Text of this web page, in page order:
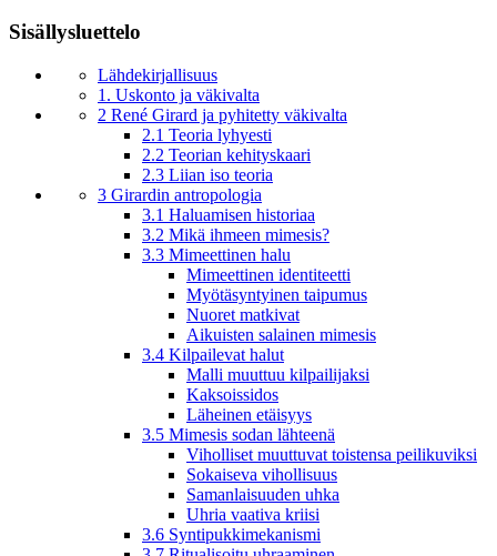
Sisällysluettelo
Lähdekirjallisuus
1. Uskonto ja väkivalta
2 René Girard ja pyhitetty väkivalta
2.1 Teoria lyhyesti
2.2 Teorian kehityskaari
2.3 Liian iso teoria
3 Girardin antropologia
3.1 Haluamisen historiaa
3.2 Mikä ihmeen mimesis?
3.3 Mimeettinen halu
Mimeettinen identiteetti
Myötäsyntyinen taipumus
Nuoret matkivat
Aikuisten salainen mimesis
3.4 Kilpailevat halut
Malli muuttuu kilpailijaksi
Kaksoissidos
Läheinen etäisyys
3.5 Mimesis sodan lähteenä
Viholliset muuttuvat toistensa peilikuviksi
Sokaiseva vihollisuus
Samanlaisuuden uhka
Uhria vaativa kriisi
3.6 Syntipukkimekanismi